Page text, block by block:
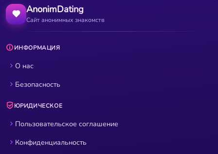
AnonimDating
Сайт анонимных знакомств
ИНФОРМАЦИЯ
О нас
Безопасность
ЮРИДИЧЕСКОЕ
Пользовательское соглашение
Конфиденциальность